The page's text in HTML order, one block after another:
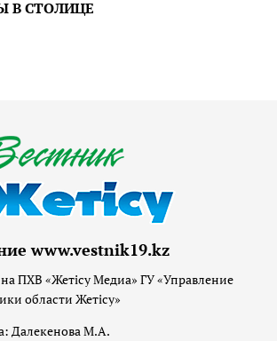
В СТОЛИЦЕ
www.vestnik19.kz
ПХВ «Жетісу Медиа» ГУ «Управление
области Жетісу»
Далекенова М.А.